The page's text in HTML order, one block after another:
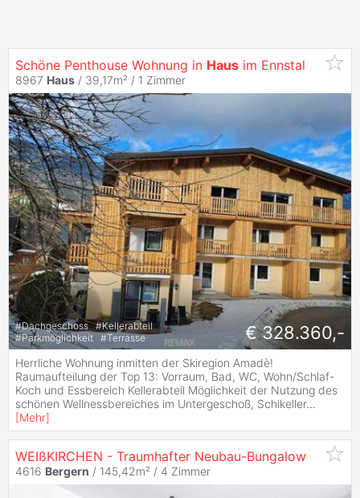
Schöne Penthouse Wohnung in Haus im Ennstal
8967 Haus / 39,17m² / 1 Zimmer
#Dachgeschoss #Kellerabteil
#Parkmöglichkeit #Terrasse € 328.360,-
Herrliche Wohnung inmitten der Skiregion Amadè!
Raumaufteilung der Top 13: Vorraum, Bad, WC, Wohn/Schlaf-
Koch und Essbereich Kellerabteil Möglichkeit der Nutzung des
schönen Wellnessbereiches im Untergeschoß, Schikeller...
[Mehr]
WEIßKIRCHEN - Traumhafter Neubau-Bungalow
4616 Bergern / 145,42m² / 4 Zimmer